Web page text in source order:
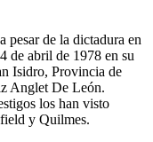
pesar de la dictadura en
de abril de 1978 en su
Isidro, Provincia de
Anglet De León.
los han visto
y Quilmes.